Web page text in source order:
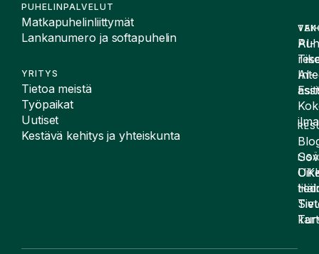
PUHELINPALVELUT
Matkapuhelinliittymät
Lankanumero ja softapuhelin
YRITYS
Tietoa meistä
Työpaikat
Uutiset
Kestävä kehitys ja yhteiskunta
AI-
AI-